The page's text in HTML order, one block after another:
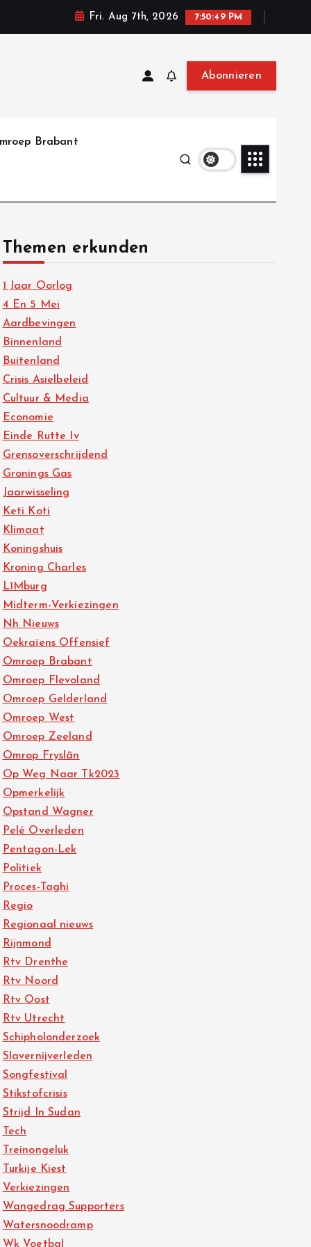
Fri. Aug 7th, 2026 7:50:51 PM
Abonnieren
Brabant
Themen erkunden
1 Jaar Oorlog
4 En 5 Mei
Aardbevingen
Binnenland
Buitenland
Crisis Asielbeleid
Cultuur & Media
Economie
Einde Rutte Iv
Grensoverschrijdend
Gronings Gas
Jaarwisseling
Keti Koti
Klimaat
Koningshuis
Kroning Charles
L1Mburg
Midterm-Verkiezingen
Nh Nieuws
Oekraïens Offensief
Omroep Brabant
Omroep Flevoland
Omroep Gelderland
Omroep West
Omroep Zeeland
Omrop Fryslân
Op Weg Naar Tk2023
Opmerkelijk
Opstand Wagner
Pelé Overleden
Pentagon-Lek
Politiek
Proces-Taghi
Regio
Regionaal nieuws
Rijnmond
Rtv Drenthe
Rtv Noord
Rtv Oost
Rtv Utrecht
Schipholonderzoek
Slavernijverleden
Songfestival
Stikstofcrisis
Strijd In Sudan
Tech
Treinongeluk
Turkije Kiest
Verkiezingen
Wangedrag Supporters
Watersnoodramp
Wk Voetbal